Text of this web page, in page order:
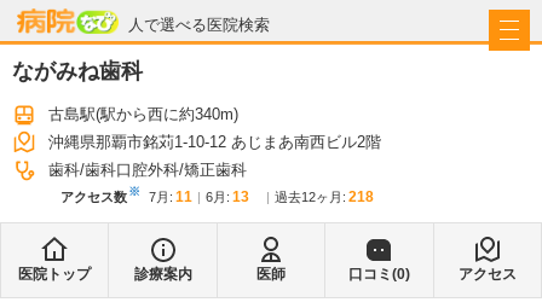
人で選べる医院検索
病院なび
ながみね歯科
古島駅(駅から西に約340m)
沖縄県那覇市銘苅1-10-12 あじまあ南西ビル2階
歯科 歯科口腔外科 矯正歯科
アクセス数※ 7月 : 11 6月 : 13 過去12ヶ月: 218
医院トップ 診療案内 医師 口コミ(0) アクセス